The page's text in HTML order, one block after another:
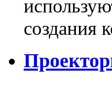
создания